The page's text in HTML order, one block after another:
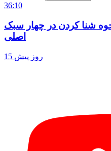
36:10
شنا کردن در چهار سبک
اصلی
15 روز پیش